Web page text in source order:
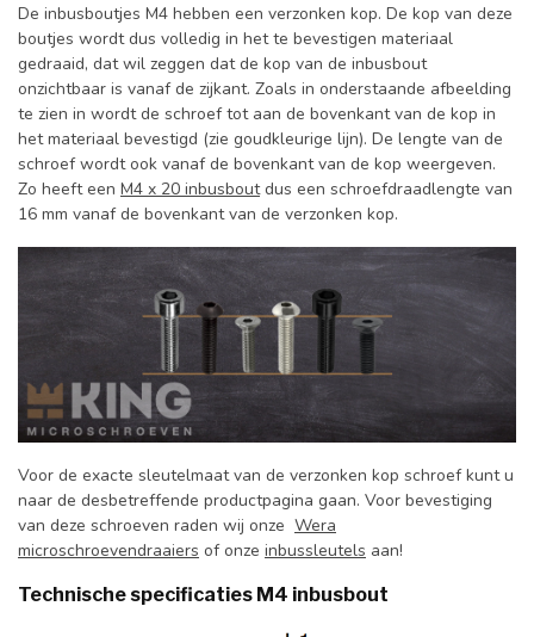
De inbusboutjes M4 hebben een verzonken kop. De kop van deze
boutjes wordt dus volledig in het te bevestigen materiaal
gedraaid, dat wil zeggen dat de kop van de inbusbout
onzichtbaar is vanaf de zijkant. Zoals in onderstaande afbeelding
te zien in wordt de schroef tot aan de bovenkant van de kop in
het materiaal bevestigd (zie goudkleurige lijn). De lengte van de
schroef wordt ook vanaf de bovenkant van de kop weergeven.
Zo heeft een M4 x 20 inbusboutdus een schroefdraadlengte van
16 mm vanaf de bovenkant van de verzonken kop.
Voor de exacte sleutelmaat van de verzonken kop schroef kunt u
naar de desbetreffende productpagina gaan. Voor bevestiging
van deze schroeven raden wij onze Wera
microschroevendraaiers of onze inbussleutels aan!
Technische specificaties M4 inbusbout